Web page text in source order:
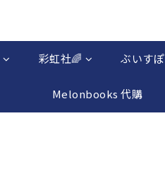
彩虹社🌈 ぶいす
Melonbooks 代購